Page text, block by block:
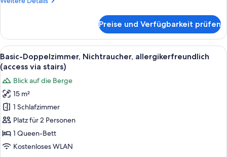
Doppelzimmer,
Nichtraucher,
allergikerfreundlich
Preise und Verfügbarkeit prüfen
Alle
Fotos
für
Basic-
Doppelzimmer,
Nichtraucher,
allergikerfreundlich
(access
via
Ein modernes Hotelzimmer mit
6
Basic-Doppelzimmer, Nichtraucher, allergikerfreundlich
(access via stairs)
Blick auf die Berge
15 m²
1 Schlafzimmer
Platz für 2 Personen
1 Queen-Bett
Kostenloses WLAN